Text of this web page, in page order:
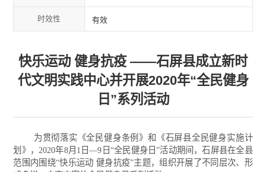
时效性 有效
快乐运动 健身抗疫 ——石屏县成立新时
代文明实践中心并开展2020年“全民健身
日”系列活动
为贯彻落实《全民健身条例》和《石屏县全民健身实施计
划》，2020年8月1日—9日“全民健身日”活动期间，石屏县在全县
范围内围绕“快乐运动 健身抗疫”主题，组织开展了不同层次、形